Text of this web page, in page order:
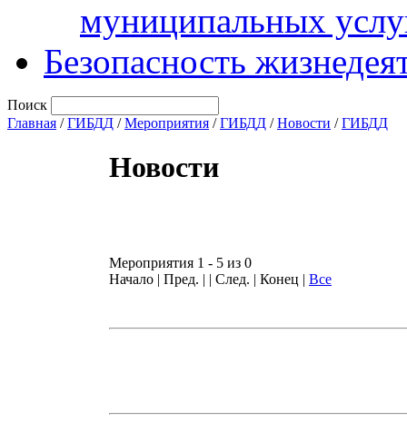
муниципальных
Безопасность
Поиск
Главная /ГИБДД /Мероприятия /ГИБДД /Новости /ГИБДД
Новости
Мероприятия 1 - 5 из 0
Начало | Пред. | | След. | Конец | Все